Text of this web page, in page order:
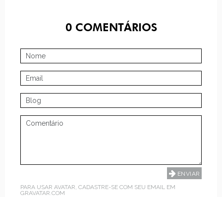
0COMENTÁRIOS
PARA USAR AVATAR, CADASTRE-SE COM SEU EMAIL EM
GRAVATAR.COM